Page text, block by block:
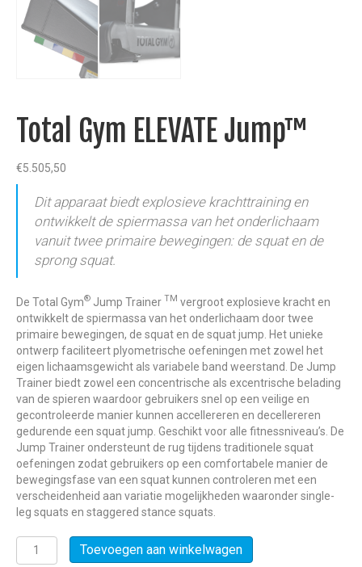
Total Gym ELEVATE Jump™
€5.505,50
Dit apparaat biedt explosieve krachttraining en
ontwikkelt de spiermassa van het onderlichaam
vanuit twee primaire bewegingen: de squat en de
sprong squat.
De Total Gym® Jump Trainer TM vergroot explosieve kracht en
ontwikkelt de spiermassa van het onderlichaam door twee
primaire bewegingen, de squat en de squat jump. Het unieke
ontwerp faciliteert plyometrische oefeningen met zowel het
eigen lichaamsgewicht als variabele band weerstand. De Jump
Trainer biedt zowel een concentrische als excentrische belading
van de spieren waardoor gebruikers snel op een veilige en
gecontroleerde manier kunnen accellereren en decellereren
gedurende een squat jump. Geschikt voor alle fitnessniveau’s. De
Jump Trainer ondersteunt de rug tijdens traditionele squat
oefeningen zodat gebruikers op een comfortabele manier de
bewegingsfase van een squat kunnen controleren met een
verscheidenheid aan variatie mogelijkheden waaronder single-
leg squats en staggered stance squats.
Total
Gym
Toevoegen aan winkelwagen